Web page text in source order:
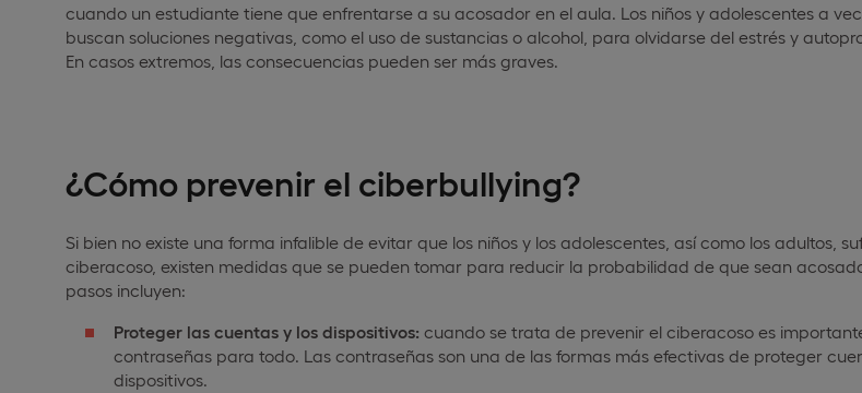
cuando un estudiante tiene que enfrentarse a su acosador en el aula. Los niños y adolescentes a
buscan soluciones negativas, como el uso de sustancias o alcohol, para olvidarse del estrés y
En casos extremos, las consecuencias pueden ser más graves.
¿Cómo prevenir el ciberbullying?
Si bien no existe una forma infalible de evitar que los niños y los adolescentes, así como los adultos,
ciberacoso, existen medidas que se pueden tomar para reducir la probabilidad de que sean
pasos incluyen:
Proteger las cuentas y los dispositivos: cuando se trata de prevenir el ciberacoso es
contraseñas para todo. Las contraseñas son una de las formas más efectivas de proteger
dispositivos.